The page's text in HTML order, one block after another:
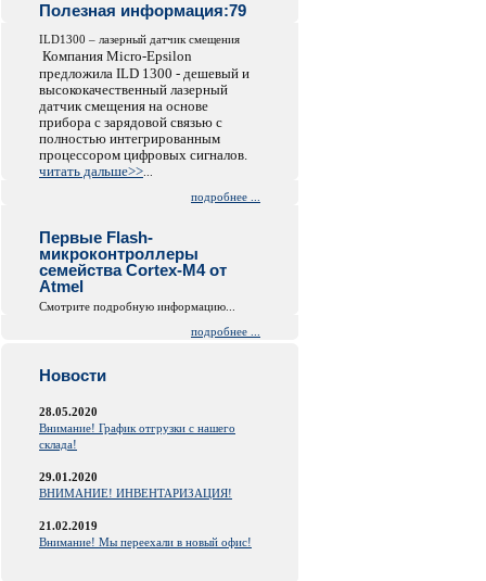
Полезная информация:79
ILD1300 – лазерный датчик смещения
Компания Micro-Epsilon
предложила ILD 1300 - дешевый и
высококачественный лазерный
датчик смещения на основе
прибора с зарядовой связью с
полностью интегрированным
процессором цифровых сигналов.
читать дальше>>
подробнее ...
Первые Flash-
микроконтроллеры
семейства Cortex-M4 от
Atmel
Смотрите подробную информацию...
подробнее ...
Новости
28.05.2020
Внимание! График отгрузки с нашего
склада!
29.01.2020
ВНИМАНИЕ! ИНВЕНТАРИЗАЦИЯ!
21.02.2019
Внимание! Мы переехали в новый офис!